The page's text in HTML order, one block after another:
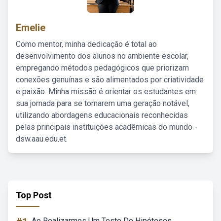
Emelie
Como mentor, minha dedicação é total ao
desenvolvimento dos alunos no ambiente escolar,
empregando métodos pedagógicos que priorizam
conexões genuínas e são alimentados por criatividade
e paixão. Minha missão é orientar os estudantes em
sua jornada para se tornarem uma geração notável,
utilizando abordagens educacionais reconhecidas
pelas principais instituições acadêmicas do mundo -
dsw.aau.edu.et.
Top Post